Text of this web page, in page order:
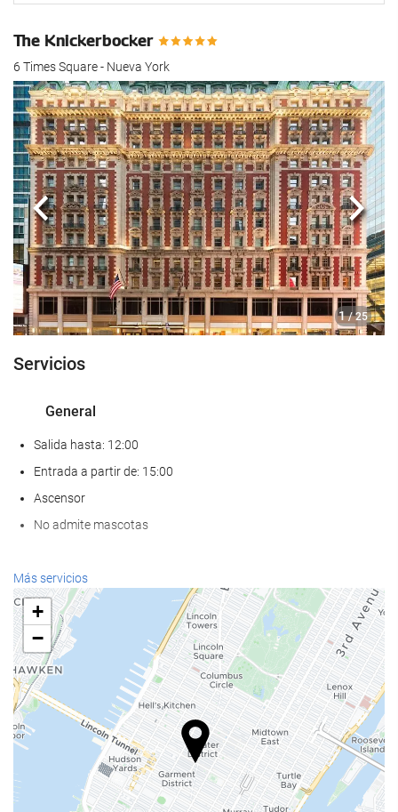
The Knickerbocker
6 Times Square - Nueva York
1 / 25
Anterior
Servicios
General
Salida hasta: 12:00
Entrada a partir de: 15:00
Ascensor
No admite mascotas
Comida y bebida
Restaurante a la carta
Bar
Cafetera en zonas comunes
Servicios de recepción
Recepción 24 horas
Guardaequipaje
Más servicios
+
−